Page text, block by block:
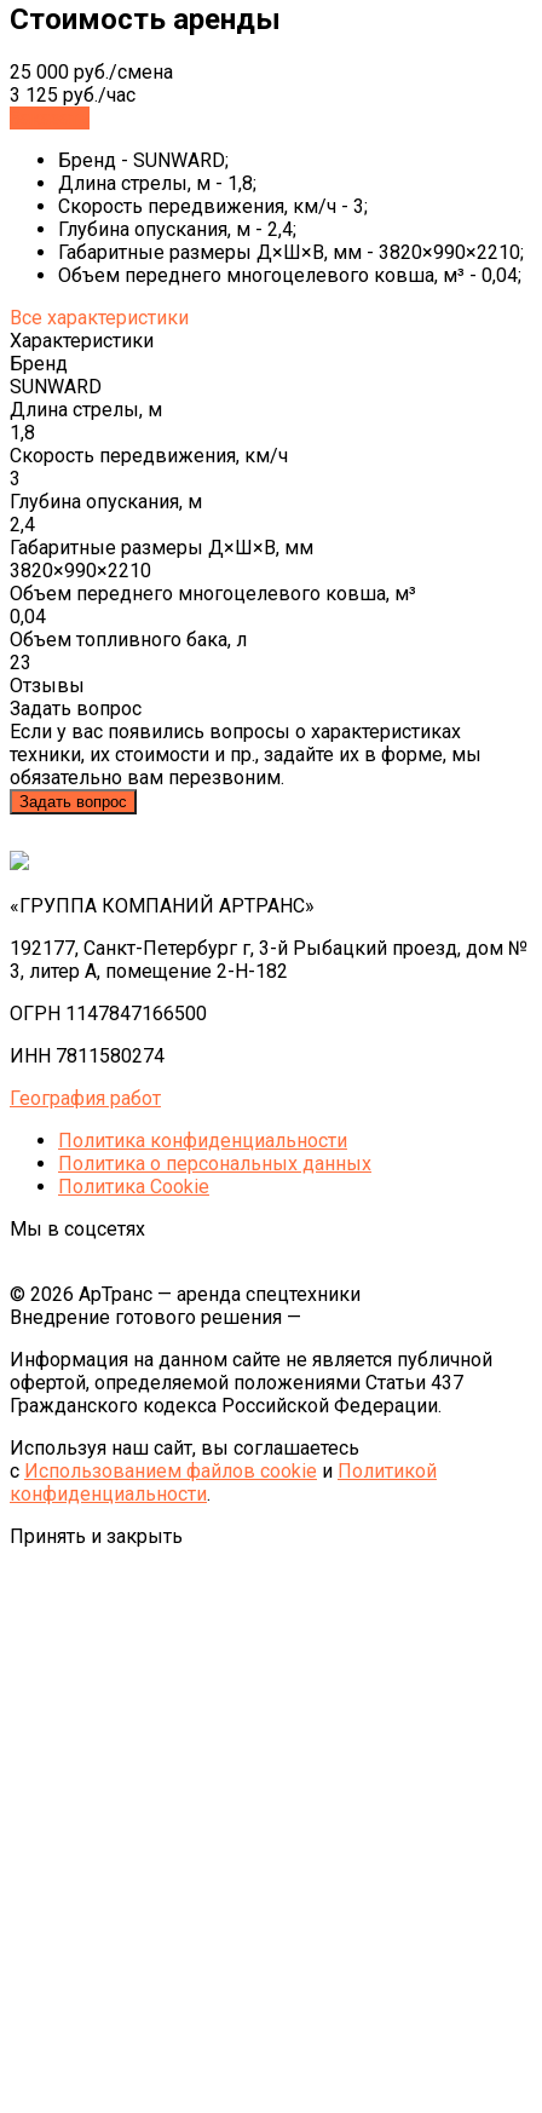
Стоимость аренды
25 000 руб./смена
3 125 руб./час
Бренд - SUNWARD;
Длина стрелы, м - 1,8;
Скорость передвижения, км/ч - 3;
Глубина опускания, м - 2,4;
Габаритные размеры Д×Ш×В, мм - 3820×990×2210;
Объем переднего многоцелевого ковша, м³ - 0,04;
Все характеристики
Характеристики
Бренд
SUNWARD
Длина стрелы, м
1,8
Скорость передвижения, км/ч
3
Глубина опускания, м
2,4
Габаритные размеры Д×Ш×В, мм
3820×990×2210
Объем переднего многоцелевого ковша, м³
0,04
Объем топливного бака, л
23
Отзывы
Задать вопрос
Если у вас появились вопросы о характеристиках
техники, их стоимости и пр., задайте их в форме, мы
обязательно вам перезвоним.
Задать вопрос
«ГРУППА КОМПАНИЙ АРТРАНС»
192177, Санкт-Петербург г, 3-й Рыбацкий проезд, дом №
3, литер А, помещение 2-Н-182
ОГРН 1147847166500
ИНН 7811580274
География работ
Политика конфиденциальности
Политика o персональных данных
Политика Cookie
Мы в соцсетях
© 2026 АрТранс — аренда спецтехники
Внедрение готового решения —
Информация на данном сайте не является публичной
офертой, определяемой положениями Статьи 437
Гражданского кодекса Российской Федерации.
Используя наш сайт, вы соглашаетесь
с Использованием файлов cookie и Политикой
конфиденциальности.
Принять и закрыть